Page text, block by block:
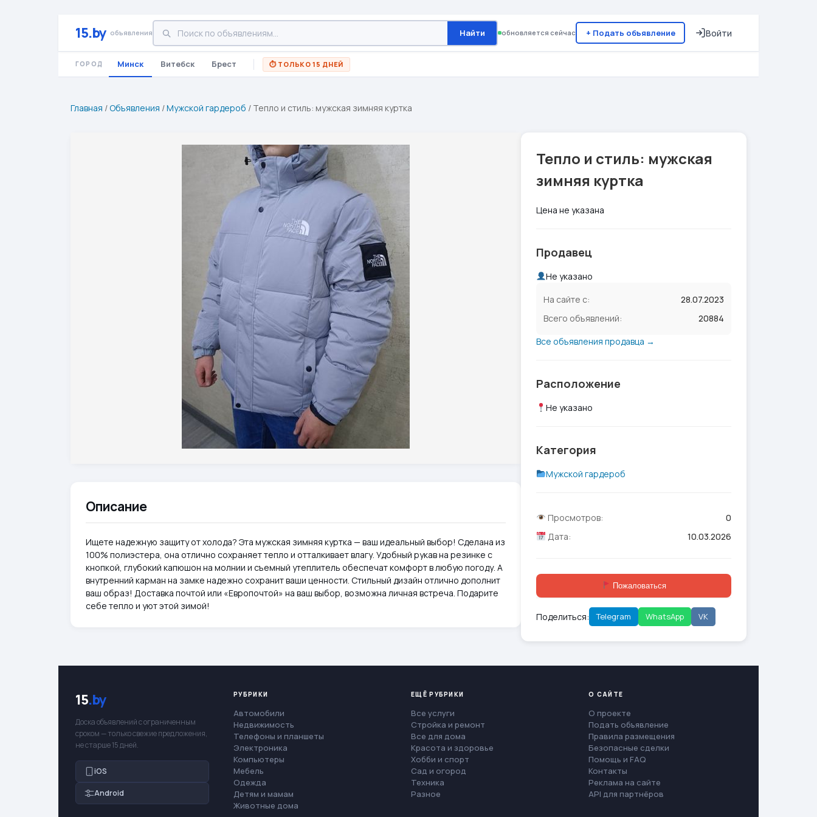
15.by объявления Найти обновляется сейчас + Подать объявление Войти
ГОРОД Минск Витебск Брест ⏱ ТОЛЬКО 15 ДНЕЙ
Главная /Объявления /Мужской гардероб / Тепло и стиль: мужская зимняя куртка
Описание
Ищете надежную защиту от холода? Эта мужская зимняя куртка — ваш идеальный выбор! Сделана из
100% полиэстера, она отлично сохраняет тепло и отталкивает влагу. Удобный рукав на резинке с
кнопкой, глубокий капюшон на молнии и съемный утеплитель обеспечат комфорт в любую погоду. А
внутренний карман на замке надежно сохранит ваши ценности. Стильный дизайн отлично дополнит
ваш образ! Доставка почтой или «Европочтой» на ваш выбор, возможна личная встреча. Подарите
себе тепло и уют этой зимой!
Тепло и стиль: мужская
зимняя куртка
Цена не указана
Продавец
Не указано
На сайте с:
28.07.2023
Всего объявлений:
20884
Все объявления продавца →
Расположение
Не указано
Категория
Мужской гардероб
Просмотров:
0
Дата:
10.03.2026
Пожаловаться
Поделиться: Telegram WhatsApp VK
15.by
Доска объявлений с ограниченным
сроком — только свежие предложения,
не старше 15 дней.
iOS
Android
РУБРИКИ
Автомобили
Недвижимость
Телефоны и планшеты
Электроника
Компьютеры
Мебель
Одежда
Детям и мамам
Животные дома
ЕЩЁ РУБРИКИ
Все услуги
Стройка и ремонт
Все для дома
Красота и здоровье
Хобби и спорт
Сад и огород
Техника
Разное
О САЙТЕ
О проекте
Подать объявление
Правила размещения
Безопасные сделки
Помощь и FAQ
Контакты
Реклама на сайте
API для партнёров